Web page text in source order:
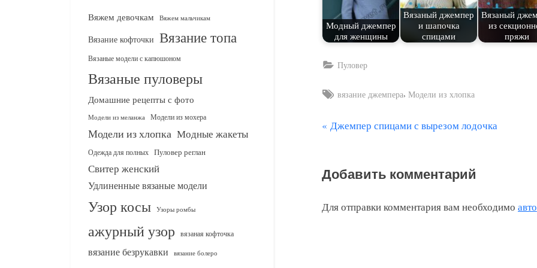
Модный джемпер
для женщины
Вязаный джемпер
и шапочка
спицами
Вязаный
из
пряжи
Пуловер
Tags:
вязание джемпера, Модели из хлопка
Навигация
записям
П
д
д
Джемпер спицами с вырезом лодочка
Добавить комментарий
Для отправки комментария вам необходимо
Вяжем девочкам Вяжем мальчикам
Вязание кофточки Вязание топа
Вязаные модели с капюшоном
Вязаные пуловеры
Домашние рецепты с фото
Модели из меланжа Модели из мохера
Модели из хлопка Модные жакеты
Одежда для полных Пуловер реглан
Свитер женский
Удлиненные вязаные модели
Узор косы Узоры ромбы
ажурный узор вязаная кофточка
вязание безрукавки вязание болеро